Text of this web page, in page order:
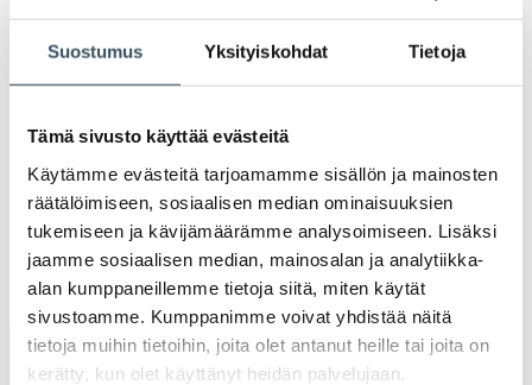
Suostumus Yksityiskohdat Tietoja
Tämä sivusto käyttää evästeitä
Käytämme evästeitä tarjoamamme sisällön ja mainosten
räätälöimiseen, sosiaalisen median ominaisuuksien
tukemiseen ja kävijämäärämme analysoimiseen. Lisäksi
jaamme sosiaalisen median, mainosalan ja analytiikka-
alan kumppaneillemme tietoja siitä, miten käytät
sivustoamme. Kumppanimme voivat yhdistää näitä
tietoja muihin tietoihin, joita olet antanut heille tai joita on
kerätty, kun olet käyttänyt heidän palvelujaan.
2021
2019
2018
2017
Avainsanat